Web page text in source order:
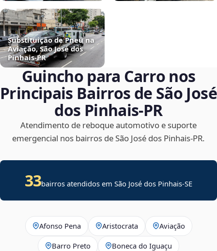
Substituição de Pneu na
Aviação, São José dos
Pinhais‑PR
Guincho para Carro nos
Principais Bairros de São José
dos Pinhais‑PR
Atendimento de reboque automotivo e suporte
emergencial nos bairros de São José dos Pinhais‑PR.
33bairros atendidos emSão José dos Pinhais-SE
Afonso Pena Aristocrata Aviação
Barro Preto Boneca do Iguaçu